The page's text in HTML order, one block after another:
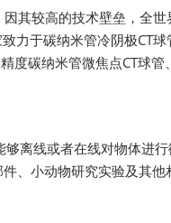
其较高的技术壁垒，全
力于碳纳米管冷阴极CT
碳纳米管微焦点CT球
离线或者在线对物体进
、小动物研究实验及其